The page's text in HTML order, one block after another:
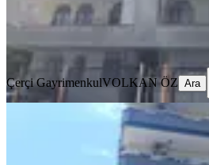
Çerçi Gayrimenkul VOLKAN ÖZ
Çerçi GayrimenkulVOLKAN ÖZ Ara
Kırklarsırtı
Daıre